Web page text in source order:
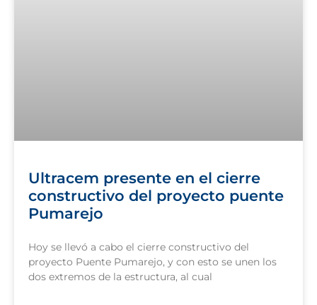
Ultracem presente en el cierre
constructivo del proyecto puente
Pumarejo
Hoy se llevó a cabo el cierre constructivo del
proyecto Puente Pumarejo, y con esto se unen los
dos extremos de la estructura, al cual